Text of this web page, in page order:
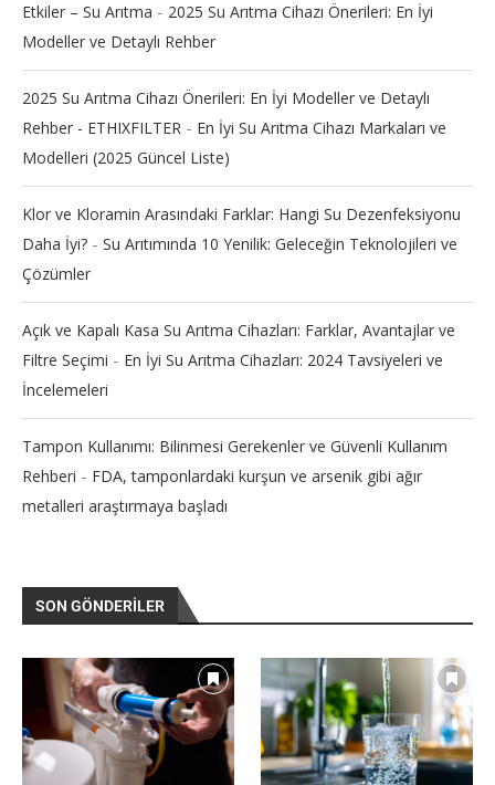
Etkiler – Su Arıtma - 2025 Su Arıtma Cihazı Önerileri: En İyi
Modeller ve Detaylı Rehber
2025 Su Arıtma Cihazı Önerileri: En İyi Modeller ve Detaylı
Rehber - ETHIXFILTER - En İyi Su Arıtma Cihazı Markaları ve
Modelleri (2025 Güncel Liste)
Klor ve Kloramin Arasındaki Farklar: Hangi Su Dezenfeksiyonu
Daha İyi? - Su Arıtımında 10 Yenilik: Geleceğin Teknolojileri ve
Çözümler
Açık ve Kapalı Kasa Su Arıtma Cihazları: Farklar, Avantajlar ve
Filtre Seçimi - En İyi Su Arıtma Cihazları: 2024 Tavsiyeleri ve
İncelemeleri
Tampon Kullanımı: Bilinmesi Gerekenler ve Güvenli Kullanım
Rehberi - FDA, tamponlardaki kurşun ve arsenik gibi ağır
metalleri araştırmaya başladı
SON GÖNDERILER